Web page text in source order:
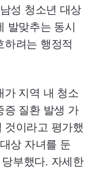
성 청소년 대상
발맞추는 동시
하려는 행정적
가 지역 내 청소
증 질환 발생 가
것이라고 평가했
상 자녀를 둔
부했다. 자세한